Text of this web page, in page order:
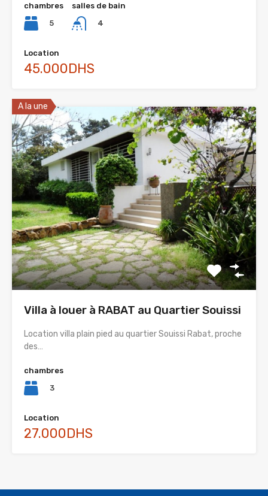
chambres
5
salles de bain
4
Location
45.000DHS
A la une
Villa à louer à RABAT au Quartier Souissi
Location villa plain pied au quartier Souissi Rabat, proche
des…
chambres
3
Location
27.000DHS